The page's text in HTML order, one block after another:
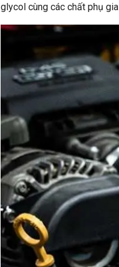
glycol cùng các chất phụ